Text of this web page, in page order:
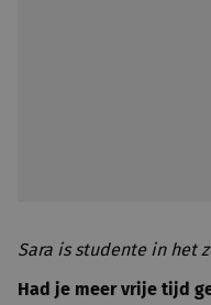
Sara is studente in het
Had je meer vrije tijd